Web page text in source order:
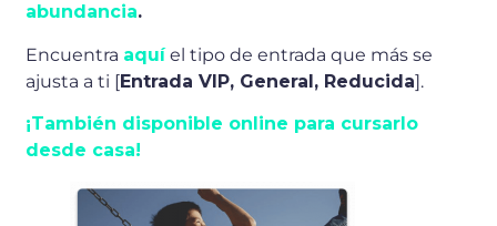
abundancia.
Encuentra aquíel tipo de entrada que más se
ajusta a ti [Entrada VIP, General, Reducida].
¡También disponible online para cursarlo
desde casa!